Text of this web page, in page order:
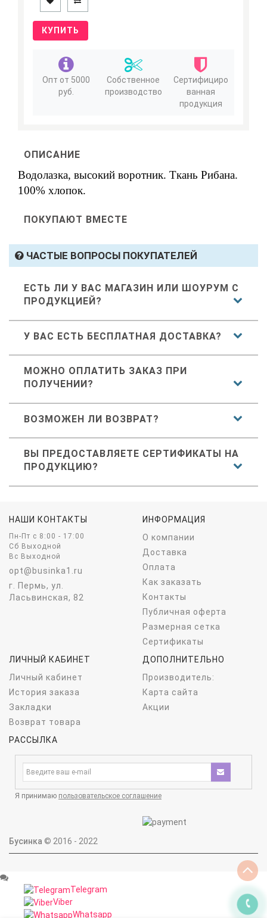
КУПИТЬ
Опт от 5000
руб.
Собственное
производство
Сертифициро
ванная
продукция
ОПИСАНИЕ
Водолазка, высокий воротник. Ткань Рибана.
100% хлопок.
ПОКУПАЮТ ВМЕСТЕ
ЧАСТЫЕ ВОПРОСЫ ПОКУПАТЕЛЕЙ
ЕСТЬ ЛИ У ВАС МАГАЗИН ИЛИ ШОУРУМ С
ПРОДУКЦИЕЙ?
У ВАС ЕСТЬ БЕСПЛАТНАЯ ДОСТАВКА?
МОЖНО ОПЛАТИТЬ ЗАКАЗ ПРИ
ПОЛУЧЕНИИ?
ВОЗМОЖЕН ЛИ ВОЗВРАТ?
ВЫ ПРЕДОСТАВЛЯЕТЕ СЕРТИФИКАТЫ НА
ПРОДУКЦИЮ?
НАШИ КОНТАКТЫ
Пн-Пт c 8:00 - 17:00
Сб Выходной
Вс Выходной
opt@businka1.ru
г. Пермь, ул.
Ласьвинская, 82
ИНФОРМАЦИЯ
О компании
Доставка
Оплата
Как заказать
Контакты
Публичная оферта
Размерная сетка
Сертификаты
ЛИЧНЫЙ КАБИНЕТ
Личный кабинет
История заказа
Закладки
Возврат товара
ДОПОЛНИТЕЛЬНО
Производитель:
Карта сайта
Акции
РАССЫЛКА
Я принимаю пользовательское соглашение
Бусинка © 2016 - 2022
Telegram
Viber
Whatsapp